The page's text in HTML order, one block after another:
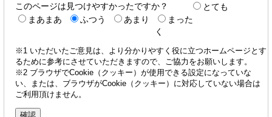
このページは見つけやすかったですか？
とても
まあまあ
ふつう あまり
まった
く
※1 いただいたご意見は、より分かりやすく役に立つホームページとす
るために参考にさせていただきますので、ご協力をお願いします。
※2 ブラウザでCookie（クッキー）が使用できる設定になっていな
い、または、ブラウザがCookie（クッキー）に対応していない場合は
ご利用頂けません。